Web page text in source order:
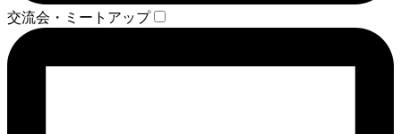
交流会・ミートアップ